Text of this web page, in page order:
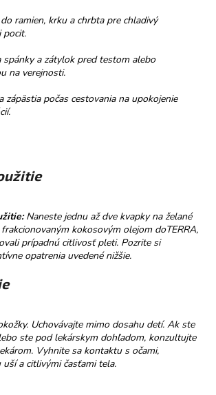
ramien, krku a chrbta pre chladivý
pocit.
spánky a zátylok pred testom alebo
na verejnosti.
zápästia počas cestovania na upokojenie
Naneste jednu až dve kvapky na želané
kokosovým olejom doTERRA,
prípadnú citlivosť pleti. Pozrite si
opatrenia uvedené nižšie.
Uchovávajte mimo dosahu detí. Ak ste
ste pod lekárskym dohľadom, konzultujte
Vyhnite sa kontaktu s očami,
a citlivými časťami tela.